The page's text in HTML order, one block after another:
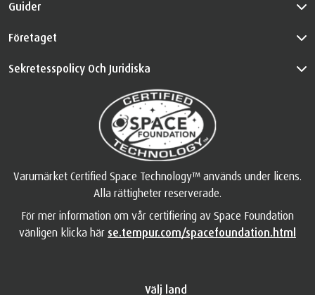
Guider
Företaget
Sekretesspolicy Och Juridiska
Varumärket Certified Space Technology™ används under licens.
Alla rättigheter reserverade.
För mer information om vår certifiering av Space Foundation
vänligen klicka här se.tempur.com/spacefoundation.html
Välj land